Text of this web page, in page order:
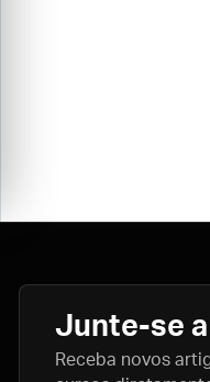
Junte-se
Receba novos